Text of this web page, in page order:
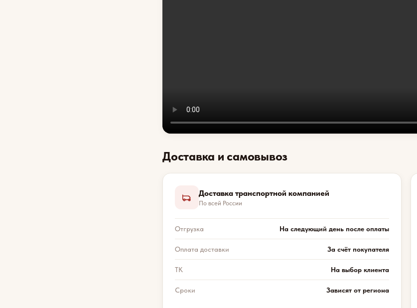
Доставка и самовывоз
Доставка транспортной компанией
По всей России
Отгрузка На следующий день после оплаты
Оплата доставки За счёт покупателя
ТК На выбор клиента
Сроки Зависят от региона